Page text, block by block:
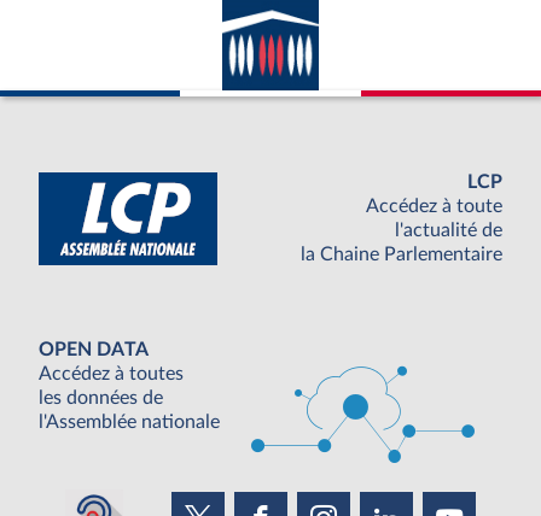
LCP
Accédez à toute
l'actualité de
la Chaine Parlementaire
OPEN DATA
Accédez à toutes
les données de
l'Assemblée nationale